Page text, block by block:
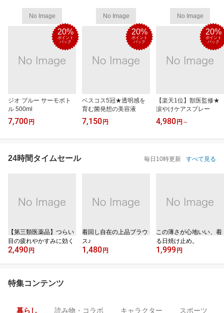
No Image
20%
ポイント
バック
ジオ ブルー サーモボト
ル 500ml
7,700 円
No Image
20%
ポイント
バック
ベスコス5冠★透明感を
育む菌発想の美容液
7,150 円
No Image
20%
ポイント
バック
【楽天1位】獣医監修★
涙やけケアスプレー
4,980 円 ～
24時間タイムセール 毎日10時更新 すべて見る
【第三類医薬品】つらい
目の疲れやかすみに効く
2,490 円
着回し自在の上品ブラウ
ス♪
1,480 円
この薄さが心地いい、着
る日焼け止め。
1,999 円
特集コンテンツ
暮らし 読み物・コラボ キャラクター スポーツ